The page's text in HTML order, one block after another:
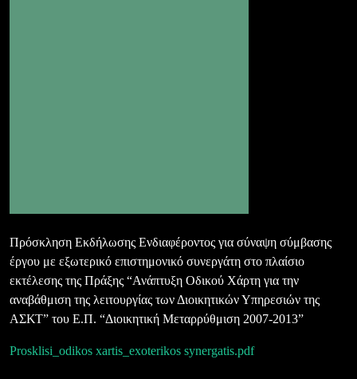
Πρόσκληση Εκδήλωσης Ενδιαφέροντος για σύναψη σύμβασης
έργου με εξωτερικό επιστημονικό συνεργάτη στο πλαίσιο
εκτέλεσης της Πράξης “Ανάπτυξη Οδικού Χάρτη για την
αναβάθμιση της λειτουργίας των Διοικητικών Υπηρεσιών της
ΑΣΚΤ” του Ε.Π. “Διοικητική Μεταρρύθμιση 2007-2013”
Prosklisi_odikos xartis_exoterikos synergatis.pdf